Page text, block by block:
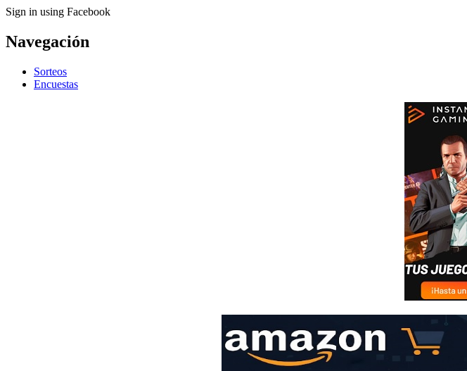
Sign in using Facebook
Navegación
Sorteos
Encuestas